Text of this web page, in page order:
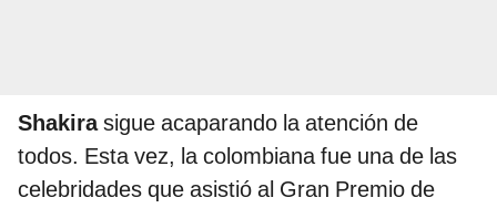
Shakirasigue acaparando la atención de
todos. Esta vez, la colombiana fue una de las
celebridades que asistió al Gran Premio de